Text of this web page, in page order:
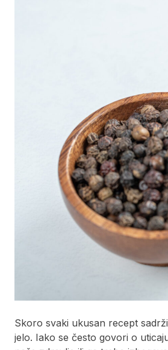
Skoro svaki ukusan recept
jelo. Iako se često govori o